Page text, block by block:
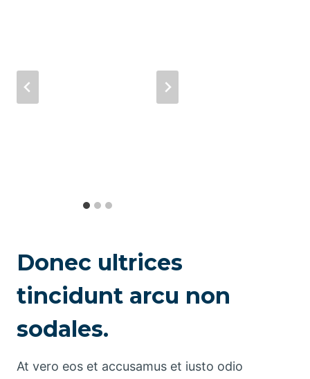
Donec ultrices
tincidunt arcu non
sodales.
At vero eos et accusamus et iusto odio